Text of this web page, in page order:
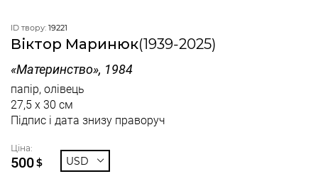
ID твору: 19221
Віктор Маринюк(1939-2025)
«Материнство», 1984
папір, олівець
27,5 x 30 см
Підпис і дата знизу праворуч
Ціна:
500$ USD